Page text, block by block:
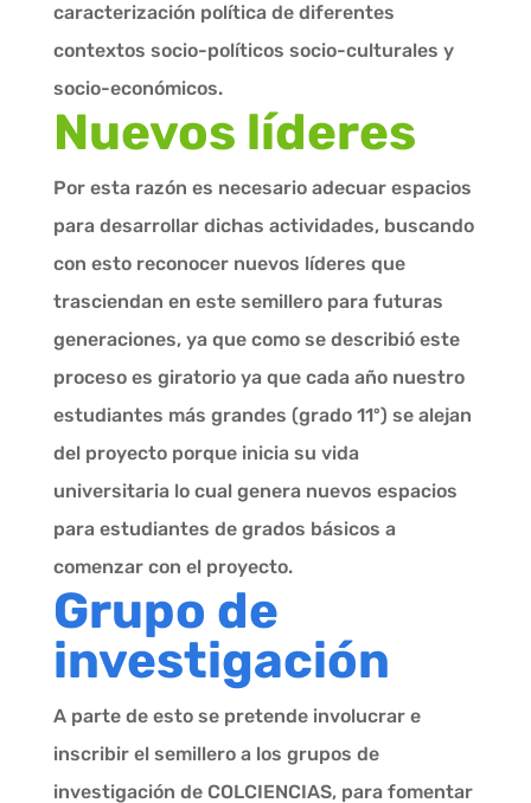
caracterización política de diferentes
contextos socio-políticos socio-culturales y
socio-económicos.
Nuevos líderes
Por esta razón es necesario adecuar espacios
para desarrollar dichas actividades, buscando
con esto reconocer nuevos líderes que
trasciendan en este semillero para futuras
generaciones, ya que como se describió este
proceso es giratorio ya que cada año nuestro
estudiantes más grandes (grado 11º) se alejan
del proyecto porque inicia su vida
universitaria lo cual genera nuevos espacios
para estudiantes de grados básicos a
comenzar con el proyecto.
Grupo de
investigación
A parte de esto se pretende involucrar e
inscribir el semillero a los grupos de
investigación de COLCIENCIAS, para fomentar